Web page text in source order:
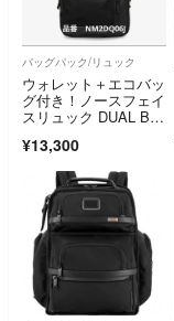
バッグパック/リュック
ウォレット＋エコバッ
グ付き！ノースフェイ
スリュック DUAL BA
¥13,300